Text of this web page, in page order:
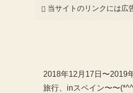
当サイトのリンクには広
2018年12月17日〜2019
旅行、inスペイン〜〜